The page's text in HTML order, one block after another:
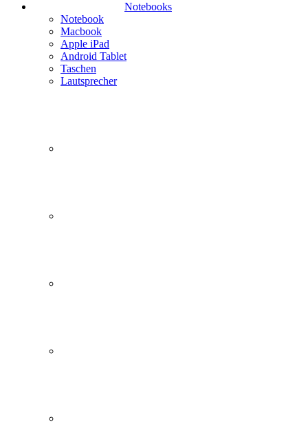
Notebooks
Notebook
Macbook
Apple iPad
Android Tablet
Taschen
Lautsprecher